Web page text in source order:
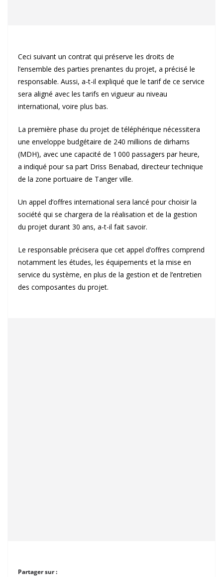
Ceci suivant un contrat qui préserve les droits de
l’ensemble des parties prenantes du projet, a précisé le
responsable. Aussi, a-t-il expliqué que le tarif de ce service
sera aligné avec les tarifs en vigueur au niveau
international, voire plus bas.
La première phase du projet de téléphérique nécessitera
une enveloppe budgétaire de 240 millions de dirhams
(MDH), avec une capacité de 1 000 passagers par heure,
a indiqué pour sa part Driss Benabad, directeur technique
de la zone portuaire de Tanger ville.
Un appel d’offres international sera lancé pour choisir la
société qui se chargera de la réalisation et de la gestion
du projet durant 30 ans, a-t-il fait savoir.
Le responsable précisera que cet appel d’offres comprend
notamment les études, les équipements et la mise en
service du système, en plus de la gestion et de l’entretien
des composantes du projet.
Partager sur :